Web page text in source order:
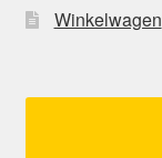
Winkelwagen